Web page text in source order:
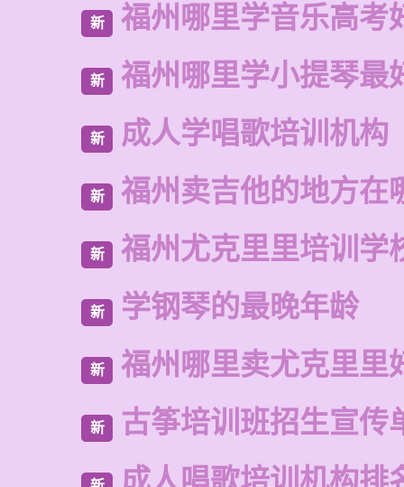
新 福州哪里学音乐高考
新 福州哪里学小提琴最
新 成人学唱歌培训机构
新 福州卖吉他的地方在
新 福州尤克里里培训学
新 学钢琴的最晚年龄
新 福州哪里卖尤克里里
新 古筝培训班招生宣传
成人唱歌培训机构排